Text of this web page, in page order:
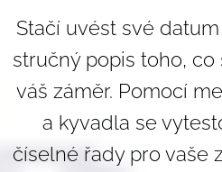
Stačí uvést své
stručný popis toho,
váš záměr. Pomocí
a kyvadla se
číselné řady pro vaše